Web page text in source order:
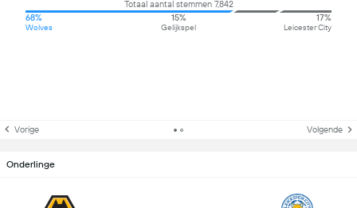
Totaal aantal stemmen 7,842
68%
Wolves
15%
Gelijkspel
17%
Leicester City
Vorige Volgende
Onderlinge